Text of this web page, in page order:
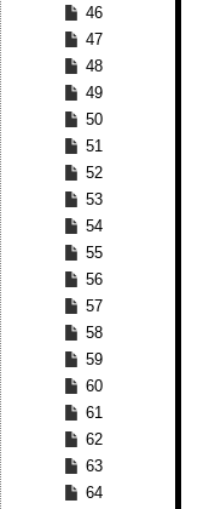
46
47
48
49
50
51
52
53
54
55
56
57
58
59
60
61
62
63
64